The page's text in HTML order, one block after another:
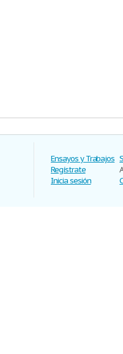
Ensayos y Trabajos
Regístrate
Inicia sesión